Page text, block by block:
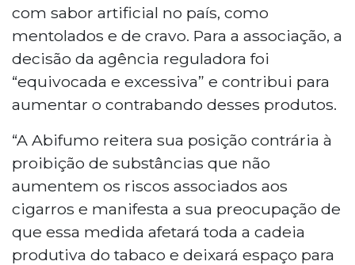
com sabor artificial no país, como
mentolados e de cravo. Para a associação, a
decisão da agência reguladora foi
“equivocada e excessiva” e contribui para
aumentar o contrabando desses produtos.
“A Abifumo reitera sua posição contrária à
proibição de substâncias que não
aumentem os riscos associados aos
cigarros e manifesta a sua preocupação de
que essa medida afetará toda a cadeia
produtiva do tabaco e deixará espaço para